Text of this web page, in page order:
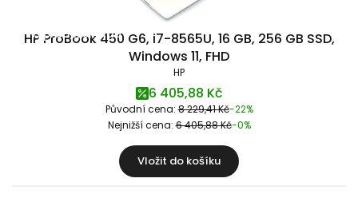
Výprodej skladu
HP ProBook 450 G6, i7-8565U, 16 GB, 256 GB SSD,
Windows 11, FHD
HP
6 405,88 Kč
Původní cena: 8 229,41 Kč-22%
Nejnižší cena: 6 405,88 Kč-0%
Vložit do košíku